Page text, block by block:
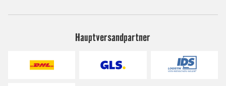
Hauptversandpartner